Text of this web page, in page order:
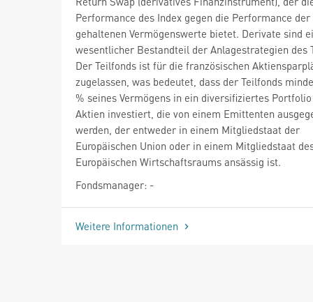
Performance des Index gegen die Performance der
gehaltenen Vermögenswerte bietet. Derivate sind
wesentlicher Bestandteil der Anlagestrategien des
Der Teilfonds ist für die französischen
zugelassen, was bedeutet, dass der Teilfonds
% seines Vermögens in ein diversifiziertes
Aktien investiert, die von einem Emittenten
werden, der entweder in einem Mitgliedstaat der
Europäischen Union oder in einem Mitgliedstaat
Europäischen Wirtschaftsraums ansässig ist.
Fondsmanager: -
Weitere Informationen